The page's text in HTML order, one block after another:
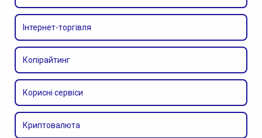
Інтернет-торгівля
Копірайтинг
Корисні сервіси
Криптовалюта